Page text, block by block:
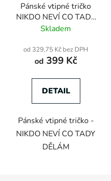
Pánské vtipné tričko
NIKDO NEVÍ CO TADY
DĚLÁM
Skladem
od 329,75 Kč bez DPH
od 399 Kč
DETAIL
Pánské vtipné tričko -
NIKDO NEVÍ CO TADY
DĚLÁM